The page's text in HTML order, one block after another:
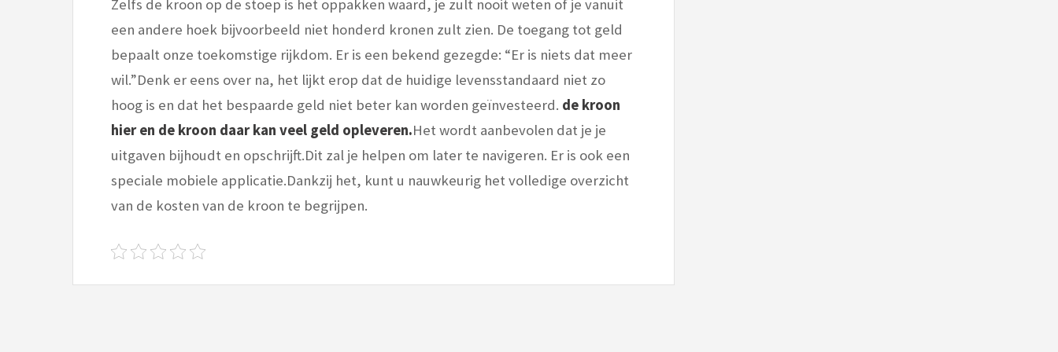
Zelfs de kroon op de stoep is het oppakken waard, je zult nooit weten of je vanuit
een andere hoek bijvoorbeeld niet honderd kronen zult zien. De toegang tot geld
bepaalt onze toekomstige rijkdom. Er is een bekend gezegde: “Er is niets dat meer
wil.”Denk er eens over na, het lijkt erop dat de huidige levensstandaard niet zo
hoog is en dat het bespaarde geld niet beter kan worden geïnvesteerd. de kroon
hier en de kroon daar kan veel geld opleveren.Het wordt aanbevolen dat je je
uitgaven bijhoudt en opschrijft.Dit zal je helpen om later te navigeren. Er is ook een
speciale mobiele applicatie.Dankzij het, kunt u nauwkeurig het volledige overzicht
van de kosten van de kroon te begrijpen.